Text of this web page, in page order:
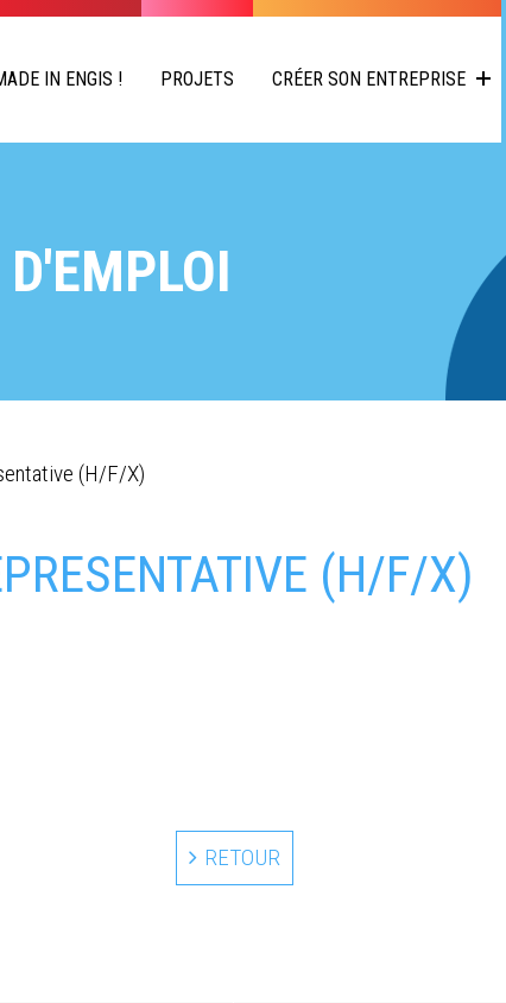
IN ENGIS ! PROJETS CRÉER SON ENTREPRISE
(H/F/X)
(H/F/X)
RETOUR